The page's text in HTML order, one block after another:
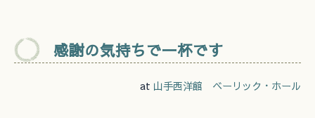
感謝の気持ちで一杯です
at 山手西洋館 ベーリック・ホール